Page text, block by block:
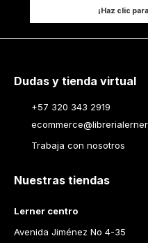
¡Haz clic
Dudas y tienda virtual
+57 320 343 2919
Trabaja con nosotros
Nuestras tiendas
Lerner centro
Avenida Jiménez No 4-35